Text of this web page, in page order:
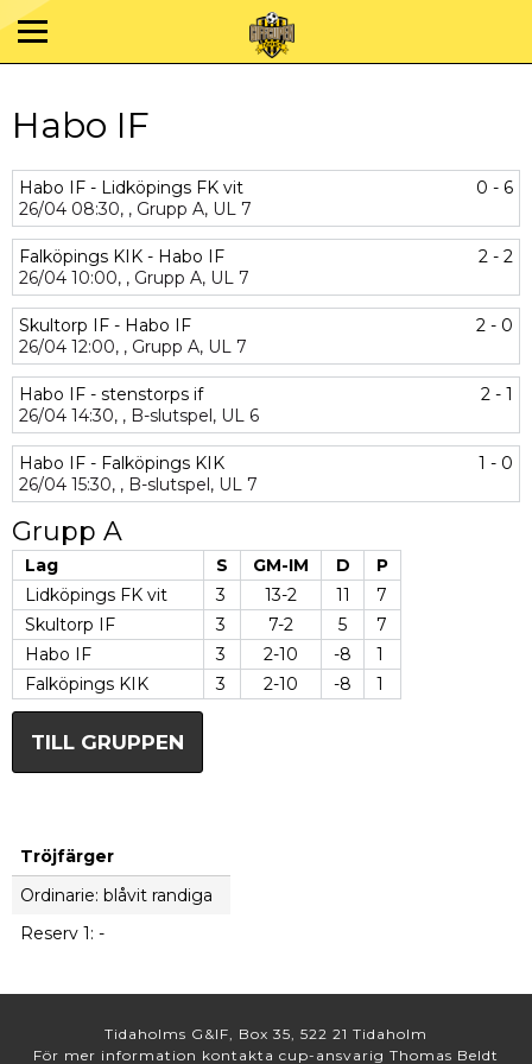
Habo IF
Habo IF - Lidköpings FK vit
0 - 6
26/04 08:30, , Grupp A, UL 7
Falköpings KIK - Habo IF
2 - 2
26/04 10:00, , Grupp A, UL 7
Skultorp IF - Habo IF
2 - 0
26/04 12:00, , Grupp A, UL 7
Habo IF - stenstorps if
2 - 1
26/04 14:30, , B-slutspel, UL 6
Habo IF - Falköpings KIK
1 - 0
26/04 15:30, , B-slutspel, UL 7
Grupp A
Lag S GM-IM D
P
Lidköpings FK vit
3 13-2 11
7
Skultorp IF
3 7-2 5
7
Habo IF
3 2-10 -8
1
Falköpings KIK
3 2-10 -8 1
TILL GRUPPEN
Tröjfärger
Ordinarie: blåvit randiga
Reserv 1: -
Tidaholms G&IF, Box 35, 522 21 Tidaholm
För mer information kontakta cup-ansvarig Thomas Beldt